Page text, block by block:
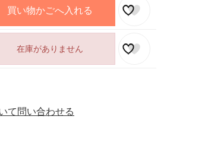
買い物かごへ入れる
在庫がありません
て問い合わせる